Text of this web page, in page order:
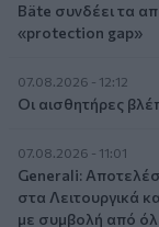
Bäte συνδέει τα
«protection gap»
07.08.2026 - 12:12
Οι αισθητήρες
07.08.2026 - 11:01
Generali:
στα Λειτουργικά
με συμβολή από